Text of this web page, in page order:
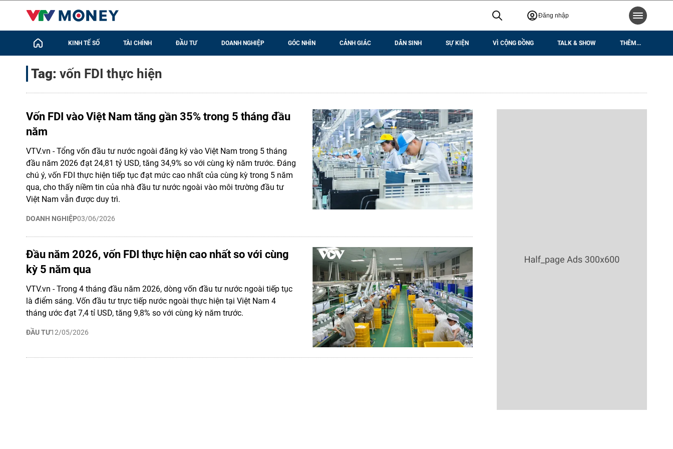
Đăng nhập
KINH TẾ SỐ TÀI CHÍNH ĐẦU TƯ DOANH NGHIỆP GÓC NHÌN CẢNH GIÁC DÂN SINH SỰ KIỆN VÌ CỘNG ĐỒNG TALK & SHOW THÊM...
Tag: vốn FDI thực hiện
Vốn FDI vào Việt Nam tăng gần 35% trong 5 tháng đầu
năm
DOANH NGHIỆP03/06/2026
VTV.vn - Tổng vốn đầu tư nước ngoài đăng ký vào Việt Nam trong 5 tháng
đầu năm 2026 đạt 24,81 tỷ USD, tăng 34,9% so với cùng kỳ năm trước. Đáng
chú ý, vốn FDI thực hiện tiếp tục đạt mức cao nhất của cùng kỳ trong 5 năm
qua, cho thấy niềm tin của nhà đầu tư nước ngoài vào môi trường đầu tư
Việt Nam vẫn được duy trì.
Đầu năm 2026, vốn FDI thực hiện cao nhất so với cùng
kỳ 5 năm qua
ĐẦU TƯ12/05/2026
VTV.vn - Trong 4 tháng đầu năm 2026, dòng vốn đầu tư nước ngoài tiếp tục
là điểm sáng. Vốn đầu tư trực tiếp nước ngoài thực hiện tại Việt Nam 4
tháng ước đạt 7,4 tỉ USD, tăng 9,8% so với cùng kỳ năm trước.